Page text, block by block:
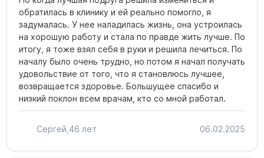
обратилась в клинику и ей реально помогло, я
задумалась. У нее наладилась жизнь, она устроилась
на хорошую работу и стала по правде жить лучше. По
итогу, я тоже взял себя в руки и решила лечиться. По
началу было очень трудно, но потом я начал получать
удовольствие от того, что я становлюсь лучшее,
возвращается здоровье. Большущее спасибо и
низкий поклон всем врачам, кто со мной работал.
Сергей, 46 лет 06.02.2025